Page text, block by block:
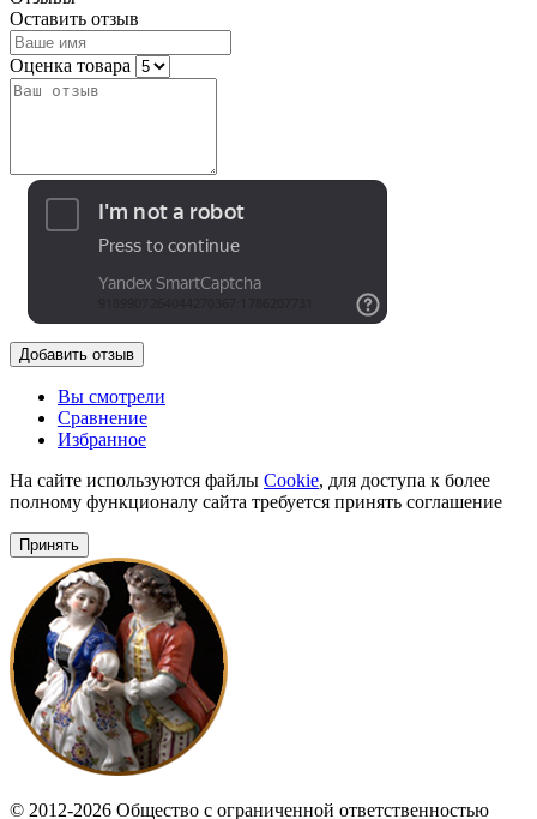
Оставить отзыв
Оценка товара
Добавить отзыв
Вы смотрели
Сравнение
Избранное
На сайте используются файлы Cookie, для доступа к более
полному функционалу сайта требуется принять соглашение
Принять
© 2012-2026 Общество с ограниченной ответственностью